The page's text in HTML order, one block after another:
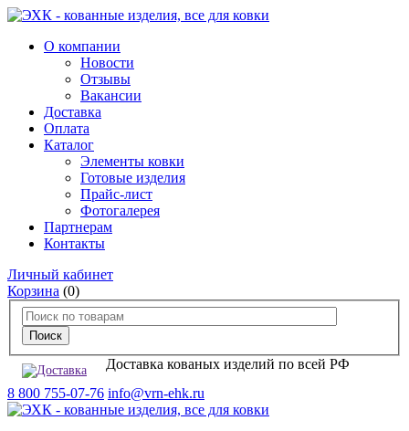
О компании
Новости
Отзывы
Вакансии
Доставка
Оплата
Каталог
Элементы ковки
Готовые изделия
Прайс-лист
Фотогалерея
Партнерам
Контакты
Личный кабинет
Корзина (0)
Доставка кованых изделий по всей РФ
8 800 755-07-76 info@vrn-ehk.ru